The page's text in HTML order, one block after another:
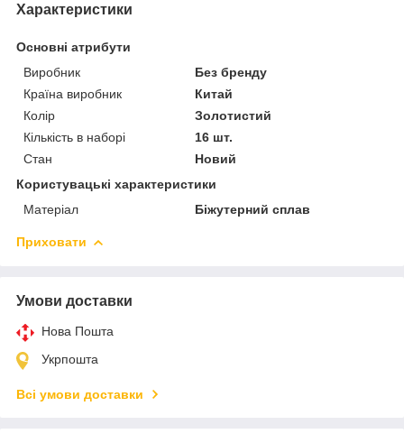
Характеристики
Основні атрибути
Виробник
Без бренду
Країна виробник
Китай
Колір
Золотистий
Кількість в наборі
16 шт.
Стан
Новий
Користувацькі характеристики
Матеріал
Біжутерний сплав
Приховати
Умови доставки
Нова Пошта
Укрпошта
Всі умови доставки